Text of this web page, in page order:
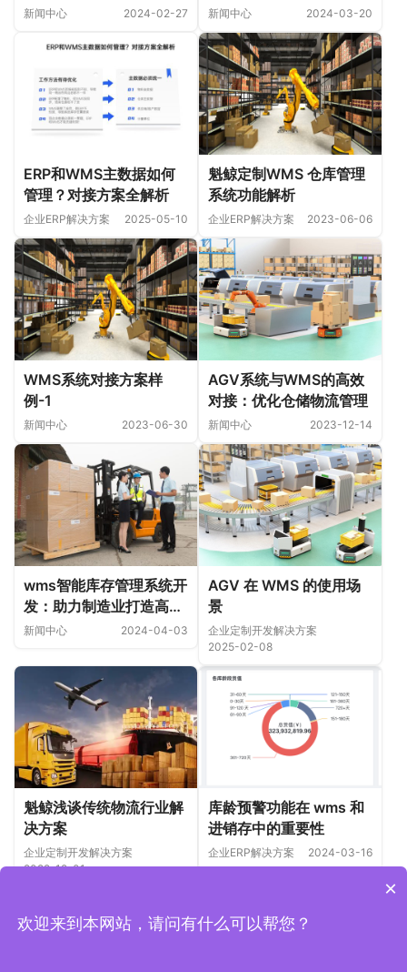
新闻中心 2024-02-27
程？
新闻中心 2024-03-20
ERP和WMS主数据如何
管理？对接方案全解析
企业ERP解决方案 2025-05-10
魁鲸定制WMS 仓库管理
系统功能解析
企业ERP解决方案 2023-06-06
WMS系统对接方案样
例-1
新闻中心 2023-06-30
AGV系统与WMS的高效
对接：优化仓储物流管理
新闻中心 2023-12-14
wms智能库存管理系统开
发：助力制造业打造高效
库房
新闻中心 2024-04-03
AGV 在 WMS 的使用场
景
企业定制开发解决方案
2025-02-08
魁鲸浅谈传统物流行业解
决方案
企业定制开发解决方案
2022-12-01
库龄预警功能在 wms 和
进销存中的重要性
企业ERP解决方案 2024-03-16
×
欢迎来到本网站，请问有什么可以帮您？